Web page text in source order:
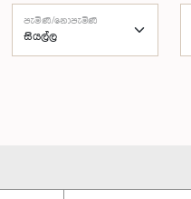
පැමිණි/නොපැමිණි